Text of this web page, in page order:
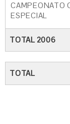
CAMPEONATO
ESPECIAL
TOTAL 2006
TOTAL